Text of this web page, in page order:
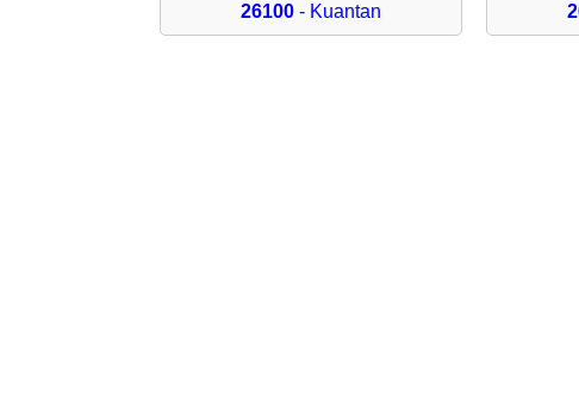
26100 - Kuantan